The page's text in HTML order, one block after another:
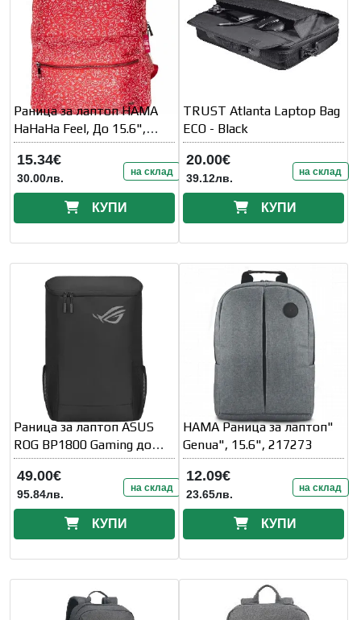
Раница за лаптоп HAMA
HaHaHa Feel, До 15.6",
Червена
15.34€
30.00лв. на склад
КУПИ
TRUST Atlanta Laptop Bag
ECO - Black
20.00€
39.12лв. на склад
КУПИ
Раница за лаптоп ASUS
ROG BP1800 Gaming до
18" - Черна
49.00€
95.84лв. на склад
КУПИ
HAMA Раница за лаптоп"
Genua", 15.6", 217273
12.09€
23.65лв. на склад
КУПИ